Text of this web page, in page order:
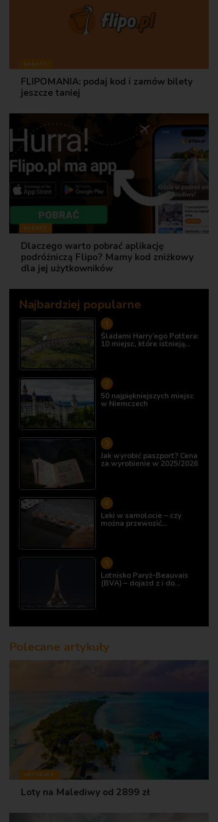
RABATY
FLIPOMANIA: podaj kod i zamów bilety
jeszcze taniej
RABATY
Dlaczego warto pobrać aplikację
podróżniczą Flipo? Mamy kod zniżkowy
dla jej użytkowników
Najbardziej popularne
Śladami Harry’ego Pottera:
10 miejsc, które istnieją…
50 najpiękniejszych miejsc
w Niemczech
Jak wyrobić paszport? Cena
za wyrobienie w 2025/2026
Leki w samolocie – czy
można przewozić…
Lotnisko Paryż-Beauvais
(BVA) – dojazd z i do…
Polecane artykuły
ARTYKUŁY
Loty na Malediwy od 2899 zł